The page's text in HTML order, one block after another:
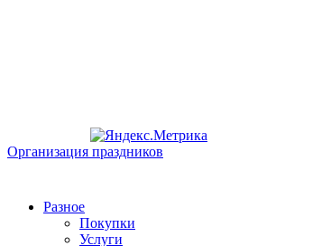
Организация праздников
Разное
Покупки
Услуги